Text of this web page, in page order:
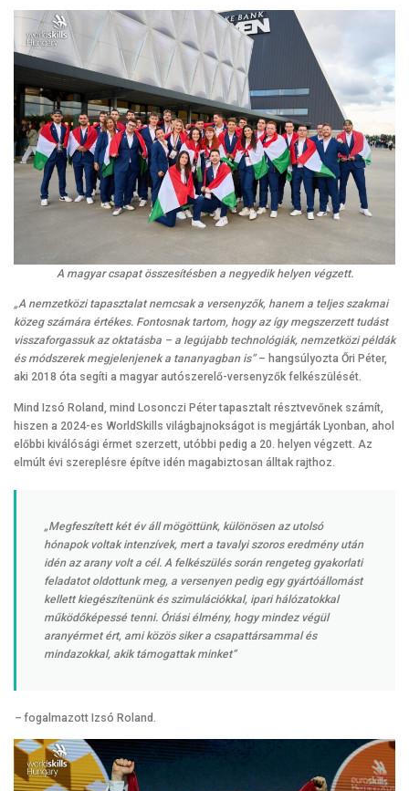
A magyar csapat összesítésben a negyedik helyen végzett.
„A nemzetközi tapasztalat nemcsak a versenyzők, hanem a teljes szakmai
közeg számára értékes. Fontosnak tartom, hogy az így megszerzett tudást
visszaforgassuk az oktatásba – a legújabb technológiák, nemzetközi példák
és módszerek megjelenjenek a tananyagban is”– hangsúlyozta Őri Péter,
aki 2018 óta segíti a magyar autószerelő-versenyzők felkészülését.
Mind Izsó Roland, mind Losonczi Péter tapasztalt résztvevőnek számít,
hiszen a 2024-es WorldSkills világbajnokságot is megjárták Lyonban, ahol
előbbi kiválósági érmet szerzett, utóbbi pedig a 20. helyen végzett. Az
elmúlt évi szereplésre építve idén magabiztosan álltak rajthoz.
„Megfeszített két év áll mögöttünk, különösen az utolsó
hónapok voltak intenzívek, mert a tavalyi szoros eredmény után
idén az arany volt a cél. A felkészülés során rengeteg gyakorlati
feladatot oldottunk meg, a versenyen pedig egy gyártóállomást
kellett kiegészítenünk és szimulációkkal, ipari hálózatokkal
működőképessé tenni. Óriási élmény, hogy mindez végül
aranyérmet ért, ami közös siker a csapattársammal és
mindazokkal, akik támogattak minket”
– fogalmazott Izsó Roland.